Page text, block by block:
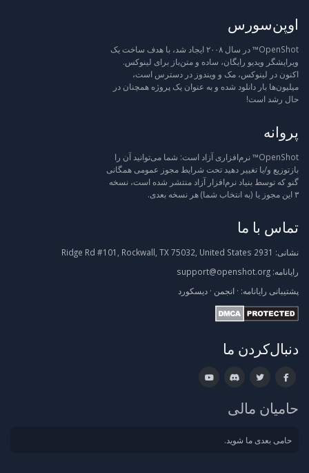
اوپن‌سورس
OpenShot™ در سال ۲۰۰۸ ایجاد شد، با هدف ساخت یک
ویرایشگر ویدیو رایگان، ساده و متن‌باز برای لینوکس.
اکنون در لینوکس، مک و ویندوز در دسترس است،
میلیون‌ها بار دانلود شده و به عنوان یک پروژه همچنان در
حال رشد است!
پروانه
OpenShot™ نرم‌افزاری آزاد است: شما می‌توانید آن را
بازتوزیع و/یا تغییر دهید تحت شرایط مجوز عمومی همگانی
گنو که توسط بنیاد نرم‌افزار آزاد منتشر شده است، نسخه
۳ این مجوز یا (به انتخاب شما) هر نسخه بعدی.
تماس با ما
نشانی:
رایانامه: support@openshot.org
پشتیبانی رایانامه: · انجمن · دیسکورد
دنبال‌کردن ما
حامیان مالی
حامی بعدی ما شوید.